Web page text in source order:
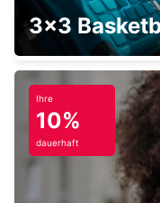
KAGOSHIMA
KIRISHIMA - JAPAN
YEOSU EXPO
YEOSU -
3x3
Ihre
10%
dauerhaft